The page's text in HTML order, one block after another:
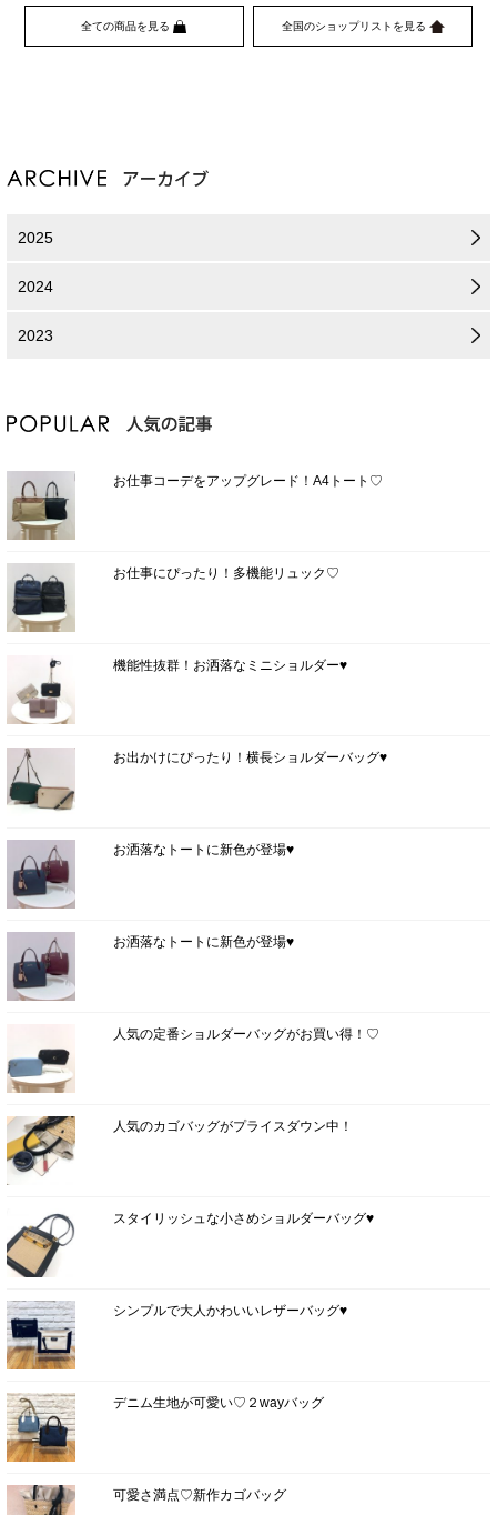
全ての商品を見る 全国のショップリストを見る
2025
2024
2023
お仕事コーデをアップグレード！A4トート♡
お仕事にぴったり！多機能リュック♡
機能性抜群！お洒落なミニショルダー♥
お出かけにぴったり！横長ショルダーバッグ♥
お洒落なトートに新色が登場♥
お洒落なトートに新色が登場♥
人気の定番ショルダーバッグがお買い得！♡
人気のカゴバッグがプライスダウン中！
スタイリッシュな小さめショルダーバッグ♥
シンプルで大人かわいいレザーバッグ♥
デニム生地が可愛い♡２wayバッグ
可愛さ満点♡新作カゴバッグ